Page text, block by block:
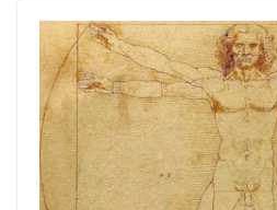
o
o
k
o
n
ar
ti
r